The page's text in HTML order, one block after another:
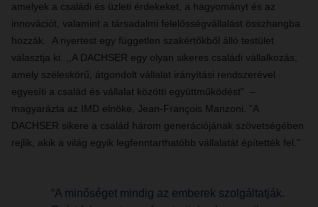
amelyek a családi és üzleti érdekeket, a hagyományt és az
innovációt, valamint a társadalmi felelősségvállalást összhangba
hozzák. A nyertest egy független szakértőkből álló testület
választja ki. ,,A DACHSER egy olyan sikeres családi vállalkozás,
amely széleskörű, átgondolt vállalat irányítási rendszerével
egyesíti a család és vállalat közötti együttműködést" –
magyarázta az IMD elnöke, Jean-François Manzoni. "A
DACHSER sikere a család három generációjának szövetségében
rejlik, akik a világ egyik legfenntarthatóbb vállalatát építették fel."
“A minőséget mindig az emberek szolgáltatják.